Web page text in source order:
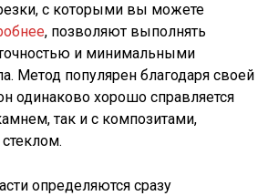
с которыми вы можете
, позволяют выполнять
и минимальными
Метод популярен благодаря своей
одинаково хорошо справляется
так и с композитами,
определяются сразу